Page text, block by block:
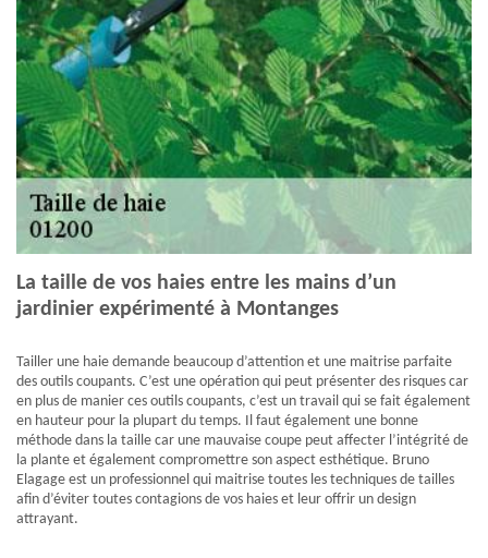
La taille de vos haies entre les mains d’un
jardinier expérimenté à Montanges
Tailler une haie demande beaucoup d’attention et une maitrise parfaite
des outils coupants. C’est une opération qui peut présenter des risques car
en plus de manier ces outils coupants, c’est un travail qui se fait également
en hauteur pour la plupart du temps. Il faut également une bonne
méthode dans la taille car une mauvaise coupe peut affecter l’intégrité de
la plante et également compromettre son aspect esthétique. Bruno
Elagage est un professionnel qui maitrise toutes les techniques de tailles
afin d’éviter toutes contagions de vos haies et leur offrir un design
attrayant.